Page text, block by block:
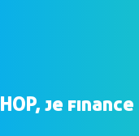
HOP, je finance